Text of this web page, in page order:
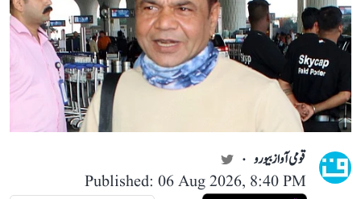
قومی آواز بیورو
Published: 06 Aug 2026, 8:40 PM